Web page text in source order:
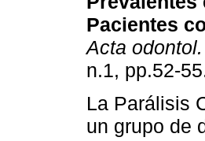
Pacientes
Acta
n.1, pp.52-
La Parálisis
un grupo de